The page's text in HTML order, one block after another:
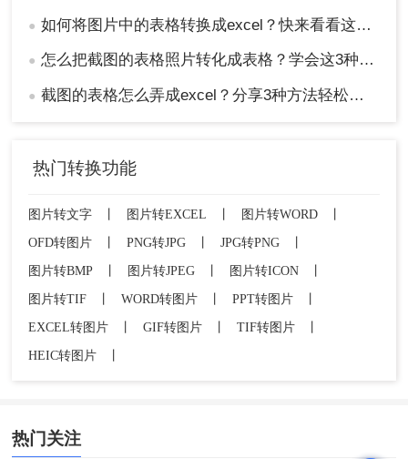
● 如何将图片中的表格转换成excel？快来看看这三个方法！
● 怎么把截图的表格照片转化成表格？学会这3种方法轻松提取！
● 截图的表格怎么弄成excel？分享3种方法轻松提取！
热门转换功能
图片转文字 图片转EXCEL 图片转WORD
OFD转图片
PNG转JPG JPG转PNG
图片转BMP
图片转JPEG 图片转ICON
图片转TIF
WORD转图片 PPT转图片
EXCEL转图片
GIF转图片 TIF转图片
HEIC转图片
热门关注